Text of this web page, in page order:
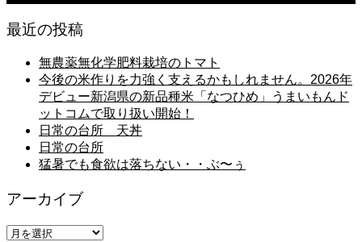
最近の投稿
無農薬無化学肥料栽培のトマト
今後の米作りを力強く支えるかもしれません。2026年
デビュー新潟県の新品種米「なつひめ」うまいもんド
ットコムで取り扱い開始！
日常の台所 天丼
日常の台所
猛暑でも食欲は落ちない・・ぶ〜ぅ
アーカイブ
ア